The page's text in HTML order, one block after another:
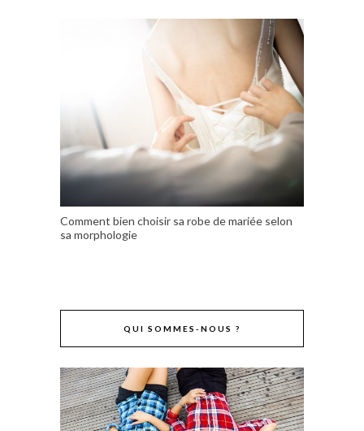
Comment bien choisir sa robe de mariée selon
sa morphologie
QUI SOMMES-NOUS ?